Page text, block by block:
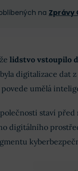
na Zprávy
lidstvo vstoupilo
digitalizace dat
umělá
staví před
digitálního